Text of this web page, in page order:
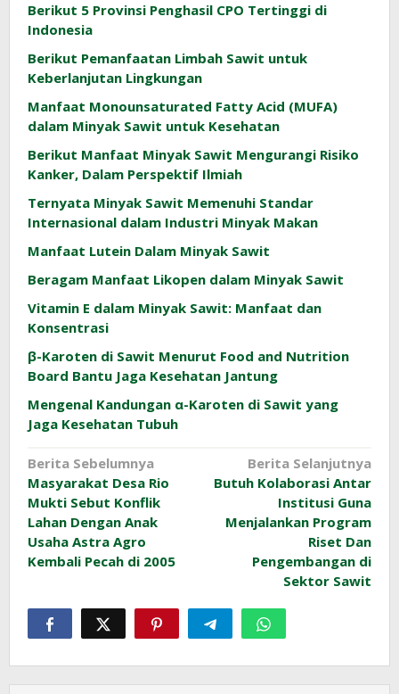
Berikut 5 Provinsi Penghasil CPO Tertinggi di
Indonesia
Berikut Pemanfaatan Limbah Sawit untuk
Keberlanjutan Lingkungan
Manfaat Monounsaturated Fatty Acid (MUFA)
dalam Minyak Sawit untuk Kesehatan
Berikut Manfaat Minyak Sawit Mengurangi Risiko
Kanker, Dalam Perspektif Ilmiah
Ternyata Minyak Sawit Memenuhi Standar
Internasional dalam Industri Minyak Makan
Manfaat Lutein Dalam Minyak Sawit
Beragam Manfaat Likopen dalam Minyak Sawit
Vitamin E dalam Minyak Sawit: Manfaat dan
Konsentrasi
β-Karoten di Sawit Menurut Food and Nutrition
Board Bantu Jaga Kesehatan Jantung
Mengenal Kandungan α-Karoten di Sawit yang
Jaga Kesehatan Tubuh
Navigasi
pos
Berita Sebelumnya
Masyarakat Desa Rio
Mukti Sebut Konflik
Lahan Dengan Anak
Usaha Astra Agro
Kembali Pecah di 2005
Berita Selanjutnya
Butuh Kolaborasi Antar
Institusi Guna
Menjalankan Program
Riset Dan
Pengembangan di
Sektor Sawit